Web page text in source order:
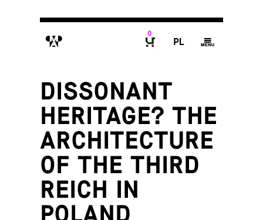
M
0
P g
DISSONANT
HERITAGE? THE
ARCHITECTURE
OF THE THIRD
REICH IN
POLAND